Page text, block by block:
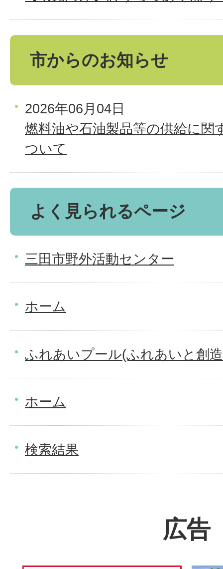
市からのお知らせ
2026年06月04日
燃料油や石油製品等の供給に関
ついて
よく見られるページ
三田市野外活動センター
ホーム
ふれあいプール(ふれあいと創
ホーム
検索結果
広告